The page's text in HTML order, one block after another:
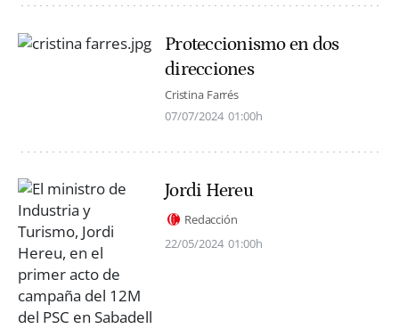
Proteccionismo en dos
direcciones
Cristina Farrés
07/07/2024 01:00h
Jordi Hereu
Redacción
22/05/2024 01:00h